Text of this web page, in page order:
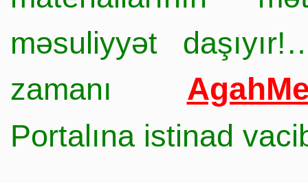
məsuliyyət
zamanı
Portalına istinad